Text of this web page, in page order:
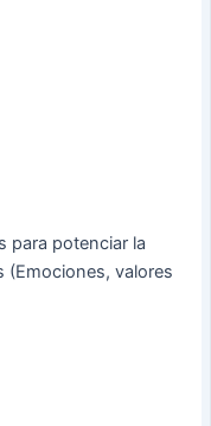
para potenciar la
(Emociones, valores